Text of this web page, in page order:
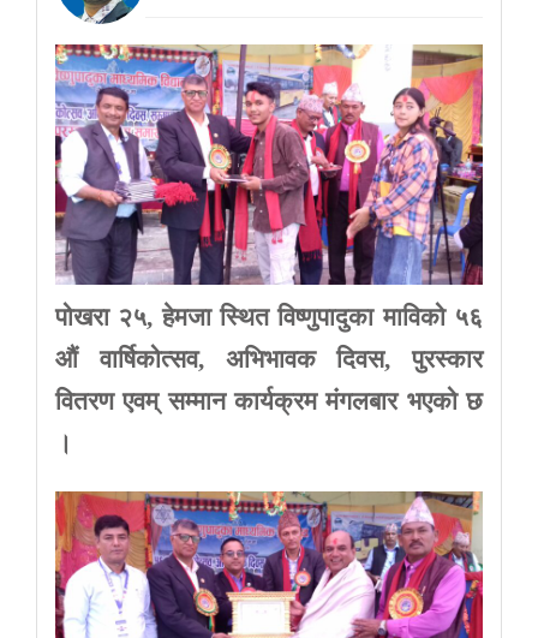
पोखरा २५,हेमजा स्थित विष्णुपादुका माविको ५६
औं
वार्षिकोत्सव, अभिभावक दिवस,पुरस्कार
वितरण एवम् सम्मान कार्यक्रम मंगलबार भएको छ
।